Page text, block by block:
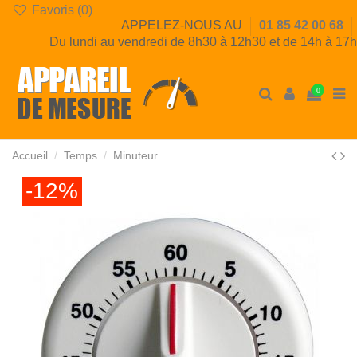
Favoris (0)
APPELEZ-NOUS AU
01 85 42 00 68
Du lundi au vendredi de 8h30 à 12h30 et de 14h à 17h
0
Accueil Temps Minuteur
-12%